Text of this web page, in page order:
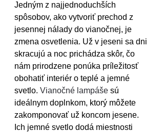
Jedným z najjednoduchších
spôsobov, ako vytvoriť prechod z
jesennej nálady do vianočnej, je
zmena osvetlenia. Už v jeseni sa dni
skracujú a noc prichádza skôr, čo
nám prirodzene ponúka príležitosť
obohatiť interiér o teplé a jemné
svetlo. Vianočné lampáše sú
ideálnym doplnkom, ktorý môžete
zakomponovať už koncom jesene.
Ich jemné svetlo dodá miestnosti